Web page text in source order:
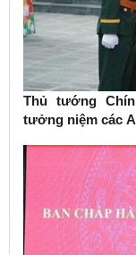
Thủ tướng
tưởng niệm các